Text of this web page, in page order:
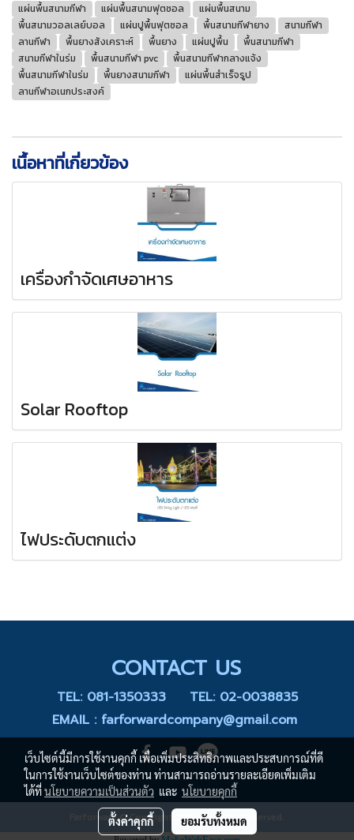
แผ่นพื้นสนามกีฬา แผ่นพื้นสนามฟุตซอล
แผ่นพื้นสนาม
พื้นสนามวอลเลย์บอล
แผ่นปูพื้นฟุตซอล พื้นสนามกีฬายาง
สนามกีฬา
ลานกีฬา
พื้นยางสังเคราะห์ พื้นยาง แผ่นปูพื้น
พื้นสนามกีฬา
สนามกีฬาในร่ม
พื้นสนามกีฬา pvc
พื้นสนามกีฬากลางแจ้ง
พื้นสนามกีฬาในร่ม
พื้นยางสนามกีฬา
แผ่นพื้นสำเร็จรูป
ลานกีฬาอเนกประสงค์
เนื้อหาที่เกี่ยวข้อง
เครื่องกำจัดเศษอาหาร
Solar Rooftop
ไฟประดับตกแต่ง
CONTACT US
TEL: 081-1350333
TEL: 02-0038835
EMAIL : farforwardcompany@gmail.com
Farforward © Copyright 2015 All Rights Reserved.
เว็บไซต์นี้มีการใช้งานคุกกี้ เพื่อเพิ่มประสิทธิภาพและประสบการณ์ที่ดี
ในการใช้งานเว็บไซต์ของท่าน ท่านสามารถอ่านรายละเอียดเพิ่มเติม
ได้ที่นโยบายความเป็นส่วนตัว และ นโยบายคุกกี้
ตั้งค่าคุกกี้ ยอมรับทั้งหมด